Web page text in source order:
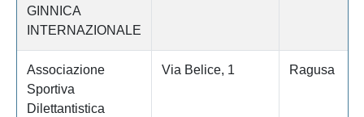
GINNICA
INTERNAZIONALE
Associazione
Sportiva
Dilettantistica
Via Belice, 1 Ragusa